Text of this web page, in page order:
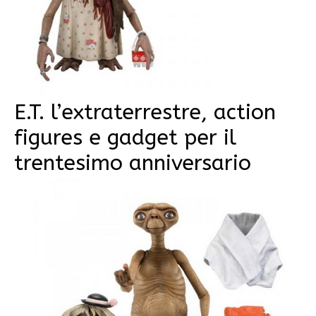
E.T. l’extraterrestre, action
figures e gadget per il
trentesimo anniversario